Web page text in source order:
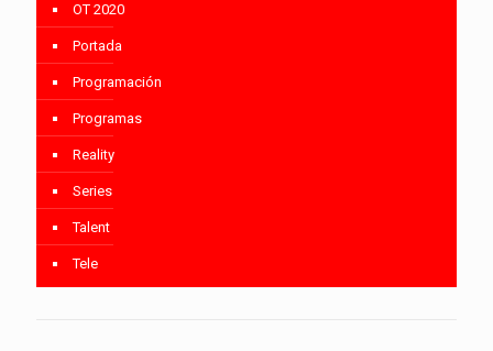
OT 2020
Portada
Programación
Programas
Reality
Series
Talent
Tele